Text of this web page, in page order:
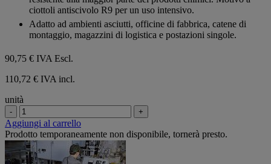
ciottoli antiscivolo R9 per un uso intensivo.
Adatto ad ambienti asciutti, officine di fabbrica, catene di
montaggio, magazzini di logistica e postazioni singole.
90,75 € IVA Escl.
110,72 € IVA incl.
unità
- +
Aggiungi al carrello
Prodotto temporaneamente non disponibile, tornerà presto.